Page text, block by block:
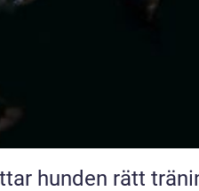
i uppsala så hittar hunden rätt